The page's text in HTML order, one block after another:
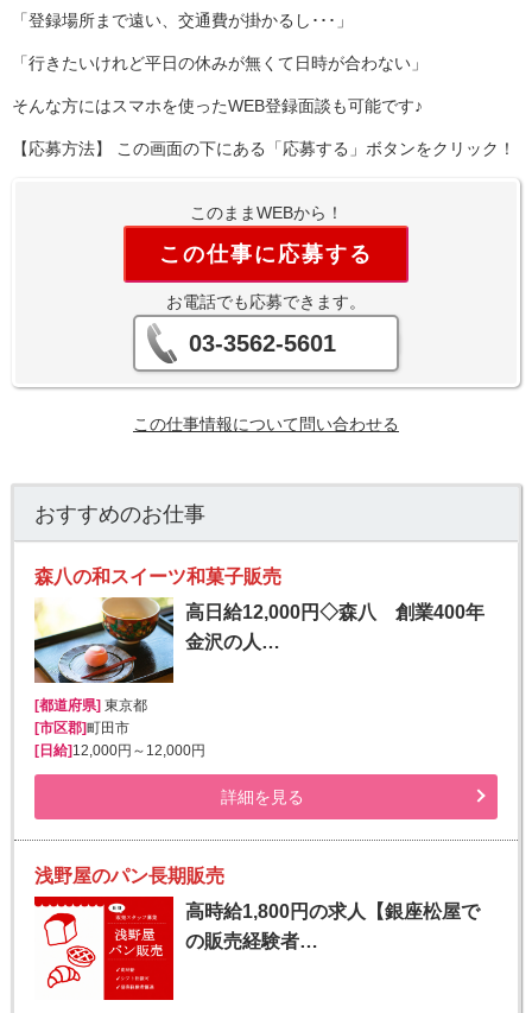
「登録場所まで遠い、交通費が掛かるし･･･」
「行きたいけれど平日の休みが無くて日時が合わない」
そんな方にはスマホを使ったWEB登録面談も可能です♪
【応募方法】 この画面の下にある「応募する」ボタンをクリック！
このままWEBから！
この仕事に応募する
お電話でも応募できます。
03-3562-5601
この仕事情報について問い合わせる
おすすめのお仕事
森八の和スイーツ和菓子販売
高日給12,000円◇森八 創業400年
金沢の人…
[都道府県]東京都
[市区郡]町田市
[日給]12,000円～12,000円
詳細を見る
浅野屋のパン長期販売
高時給1,800円の求人【銀座松屋で
の販売経験者…